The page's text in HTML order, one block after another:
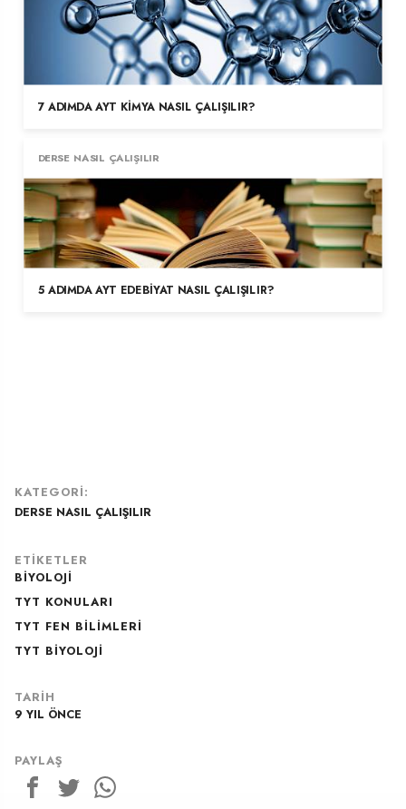
7 ADIMDA AYT KIMYA NASIL ÇALIŞILIR?
DERSE NASIL ÇALIŞILIR
5 ADIMDA AYT EDEBIYAT NASIL ÇALIŞILIR?
KATEGORI:
DERSE NASIL ÇALIŞILIR
ETIKETLER
BIYOLOJI
TYT KONULARI
TYT FEN BILIMLERI
TYT BIYOLOJI
TARIH
9 YIL ÖNCE
PAYLAŞ